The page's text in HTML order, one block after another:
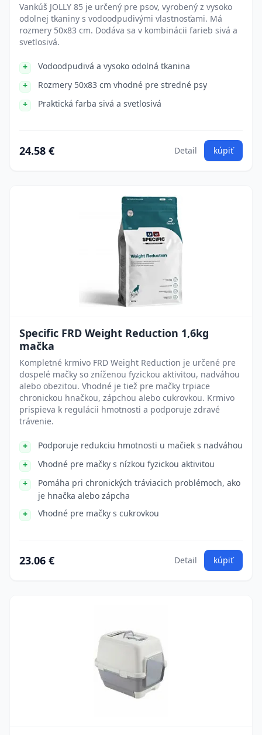
Vankúš JOLLY 85 je určený pre psov, vyrobený z vysoko
odolnej tkaniny s vodoodpudivými vlastnosťami. Má
rozmery 50x83 cm. Dodáva sa v kombinácii farieb sivá a
svetlosivá.
Vodoodpudivá a vysoko odolná tkanina
Rozmery 50x83 cm vhodné pre stredné psy
Praktická farba sivá a svetlosivá
24.58 € Detail kúpiť
Specific FRD Weight Reduction 1,6kg
mačka
Kompletné krmivo FRD Weight Reduction je určené pre
dospelé mačky so zníženou fyzickou aktivitou, nadváhou
alebo obezitou. Vhodné je tiež pre mačky trpiace
chronickou hnačkou, zápchou alebo cukrovkou. Krmivo
prispieva k regulácii hmotnosti a podporuje zdravé
trávenie.
Podporuje redukciu hmotnosti u mačiek s nadváhou
Vhodné pre mačky s nízkou fyzickou aktivitou
Pomáha pri chronických tráviacich problémoch, ako
je hnačka alebo zápcha
Vhodné pre mačky s cukrovkou
23.06 € Detail kúpiť